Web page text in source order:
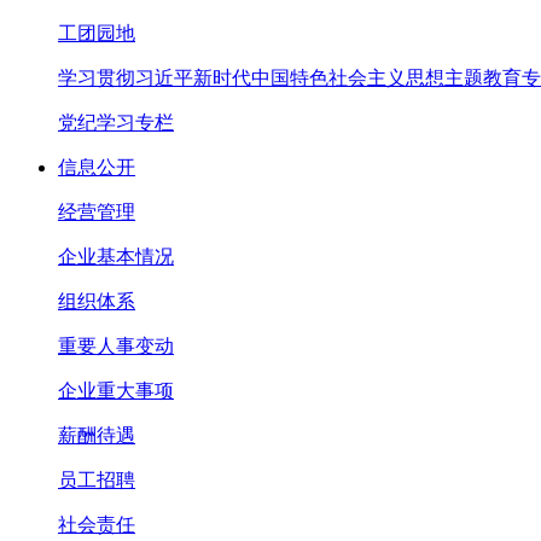
工团园地
学习贯彻习近平新时代中国特色社会主义思想主题教育
党纪学习专栏
信息公开
经营管理
企业基本情况
组织体系
重要人事变动
企业重大事项
薪酬待遇
员工招聘
社会责任